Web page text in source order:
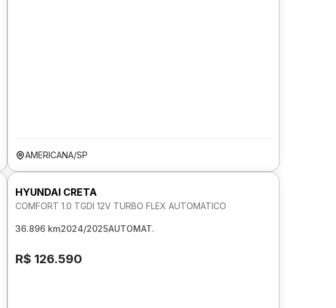
AMERICANA/SP
HYUNDAI CRETA
COMFORT 1.0 TGDI 12V TURBO FLEX AUTOMATICO
36.896 km2024/2025AUTOMAT.
R$ 126.590